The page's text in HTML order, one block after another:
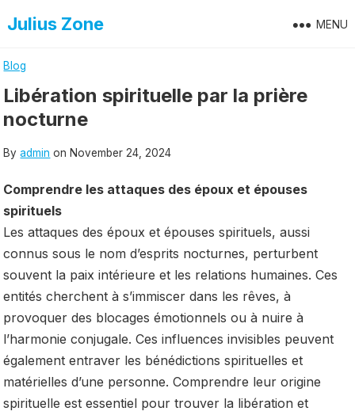
toJulius Zone MENU
Blog
Libération spirituelle par la prière
nocturne
Byadmin on November 24, 2024
Comprendre les attaques des époux et épouses
spirituels
Les attaques des époux et épouses spirituels, aussi
connus sous le nom d’esprits nocturnes, perturbent
souvent la paix intérieure et les relations humaines. Ces
entités cherchent à s’immiscer dans les rêves, à
provoquer des blocages émotionnels ou à nuire à
l’harmonie conjugale. Ces influences invisibles peuvent
également entraver les bénédictions spirituelles et
matérielles d’une personne. Comprendre leur origine
spirituelle est essentiel pour trouver la libération et